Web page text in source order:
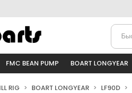
FMC BEAN PUMP BOART LONGYEAR
RIG BOART LONGYEAR LF90D